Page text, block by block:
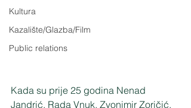
Kultura
Kazalište/Glazba/Film
Public relations
Kada su prije 25 godina Nenad
Jandrić, Rada Vnuk, Zvonimir Zoričić,